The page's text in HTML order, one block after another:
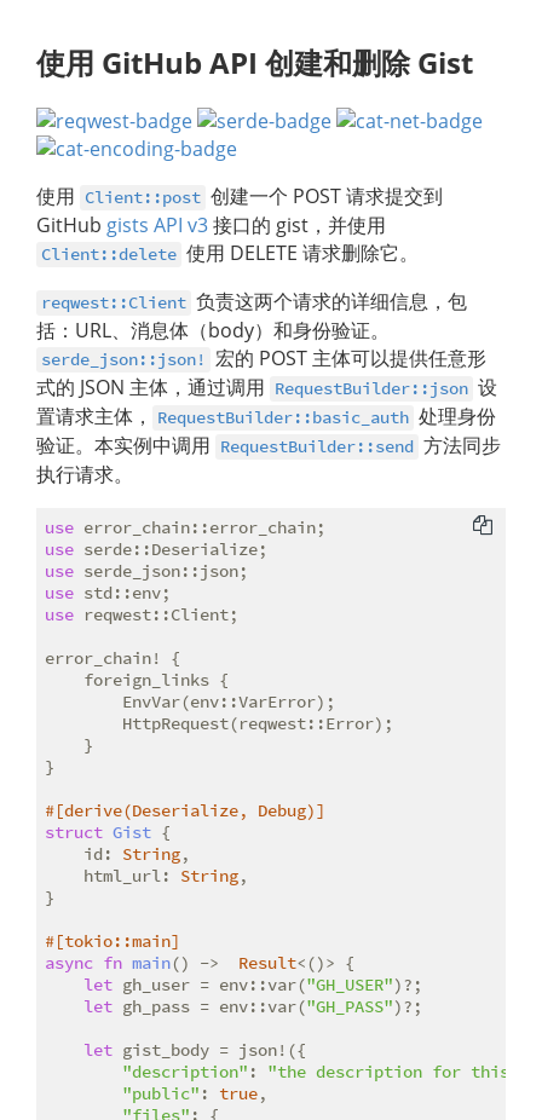
使用 GitHub API 创建和删除 Gist
使用 Client::post 创建一个 POST 请求提交到
GitHub gists API v3接口的 gist，并使用
Client::delete 使用 DELETE 请求删除它。
reqwest::Client 负责这两个请求的详细信息，包
括：URL、消息体（body）和身份验证。
serde_json::json! 宏的 POST 主体可以提供任意形
式的 JSON 主体，通过调用 RequestBuilder::json 设
置请求主体，
RequestBuilder::basic_auth 处理身份
验证。本实例中调用 RequestBuilder::send 方法同步
执行请求。
use
use
use
use
use reqwest::Client;
error_chain! {
    foreign_links {
        EnvVar(env::VarError);
        HttpRequest(reqwest::Error);
    }
}
#[derive(Deserialize, Debug)]
struct Gist {
    id:
String,
    html_url:
String,
}
#[tokio::main]
async fn main() -> Result<()> {
let gh_user = env::var("GH_USER")?;
let gh_pass = env::var("GH_PASS")?;
let gist_body = json!({
"description" : "the description for this
"public" : true,
"files" : {